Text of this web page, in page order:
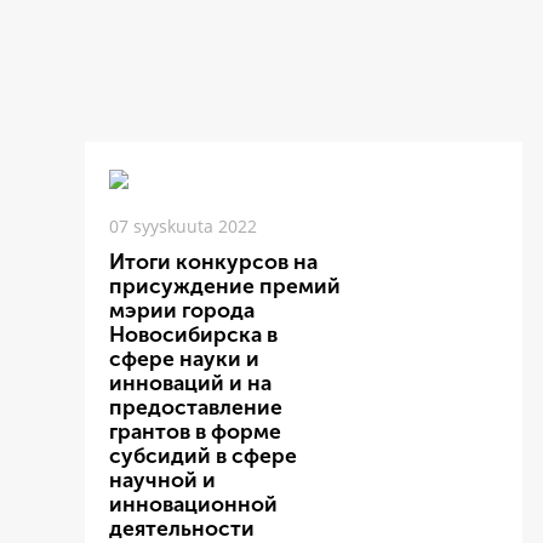
07 syyskuuta 2022
Итоги конкурсов на
присуждение премий
мэрии города
Новосибирска в
сфере науки и
инноваций и на
предоставление
грантов в форме
субсидий в сфере
научной и
инновационной
деятельности